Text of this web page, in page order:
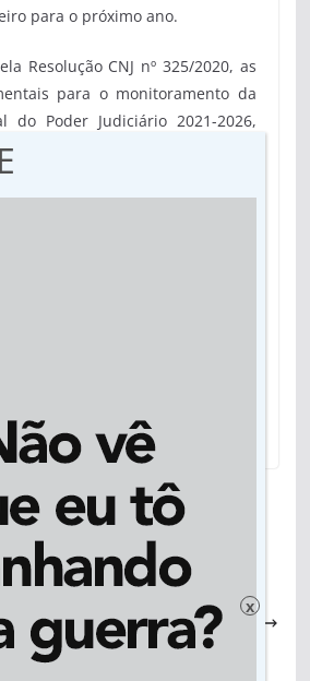
para o próximo ano.
Resolução CNJ nº 325/2020, as
para o monitoramento da
do Poder Judiciário 2021-2026,
das ações dos tribunais e
de desempenho. Os
nacionais para 2025 foram
nas duas reuniões
pelo CNJ nos meses de
Natalia Yahn; Fotos: Bruno
harmonia entre poderes
do presidente e do vice do
Saúde, Menos Filas: mutirão
pacientes de todo o MS
x